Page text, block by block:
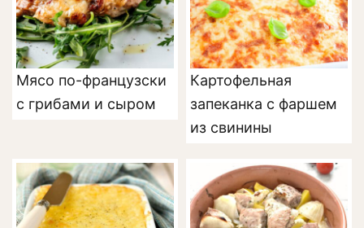
Мясо по-французски
с грибами и сыром
Картофельная
запеканка с фаршем
из свинины